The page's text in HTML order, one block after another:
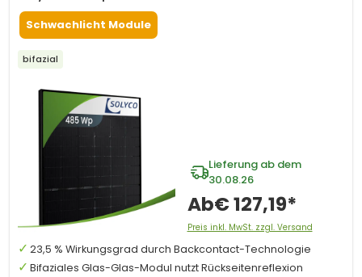
Schwachlicht Module
bifazial
Lieferung ab dem
30.08.26
Ab€ 127,19*
Preis inkl. MwSt. zzgl. Versand
23,5 % Wirkungsgrad durch Backcontact-Technologie
Bifaziales Glas-Glas-Modul nutzt Rückseitenreflexion